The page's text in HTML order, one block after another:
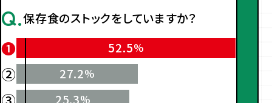
Q.保存食のストックをしていますか？
❶ 52.5%
② 27.2%
25.3%